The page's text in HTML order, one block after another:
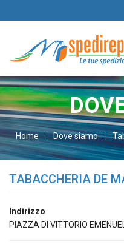
Home Dove siamo
TABACCHERIA DE
Indirizzo
PIAZZA DI VITTORIO